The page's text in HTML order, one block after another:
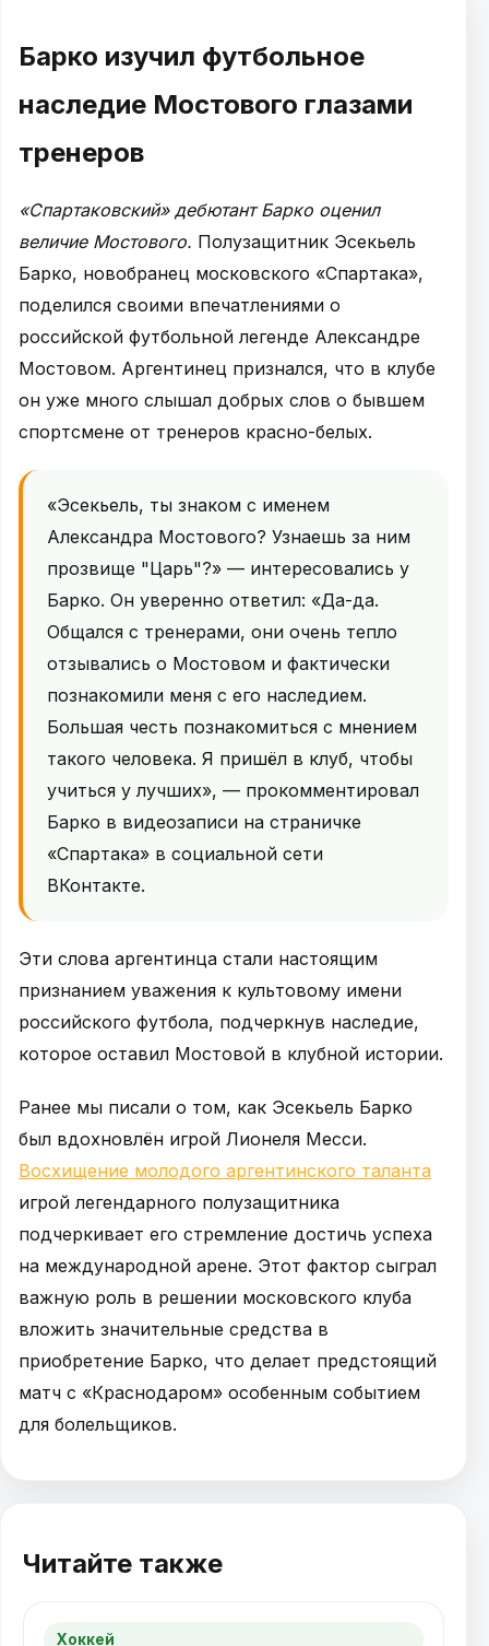
Барко изучил футбольное
наследие Мостового глазами
тренеров
«Спартаковский» дебютант Барко оценил
величие Мостового. Полузащитник Эсекьель
Барко, новобранец московского «Спартака»,
поделился своими впечатлениями о
российской футбольной легенде Александре
Мостовом. Аргентинец признался, что в клубе
он уже много слышал добрых слов о бывшем
спортсмене от тренеров красно-белых.
«Эсекьель, ты знаком с именем
Александра Мостового? Узнаешь за ним
прозвище "Царь"?» — интересовались у
Барко. Он уверенно ответил: «Да-да.
Общался с тренерами, они очень тепло
отзывались о Мостовом и фактически
познакомили меня с его наследием.
Большая честь познакомиться с мнением
такого человека. Я пришёл в клуб, чтобы
учиться у лучших», — прокомментировал
Барко в видеозаписи на страничке
«Спартака» в социальной сети
ВКонтакте.
Эти слова аргентинца стали настоящим
признанием уважения к культовому имени
российского футбола, подчеркнув наследие,
которое оставил Мостовой в клубной истории.
Ранее мы писали о том, как Эсекьель Барко
был вдохновлён игрой Лионеля Месси.
Восхищение молодого аргентинского таланта
игрой легендарного полузащитника
подчеркивает его стремление достичь успеха
на международной арене. Этот фактор сыграл
важную роль в решении московского клуба
вложить значительные средства в
приобретение Барко, что делает предстоящий
матч с «Краснодаром» особенным событием
для болельщиков.
Читайте также
Хоккей